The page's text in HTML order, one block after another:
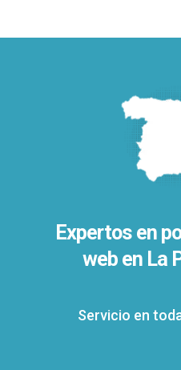
Expertos en
web en La
Servicio en